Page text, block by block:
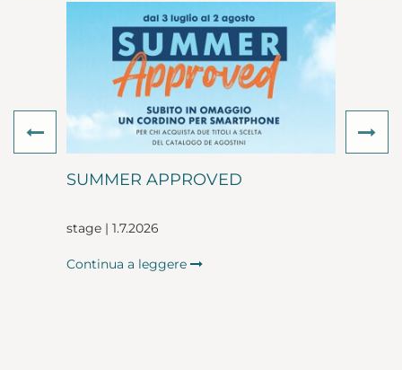
SUMMER APPROVED
stage | 1.7.2026
Continua a leggere
Previous